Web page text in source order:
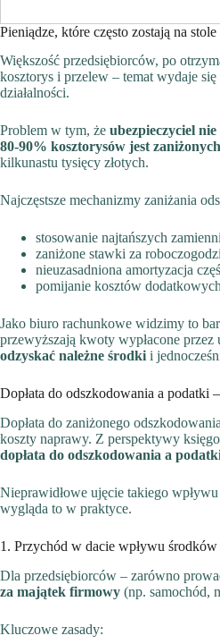
Pieniądze, które często zostają na stole
Większość przedsiębiorców, po
kosztorys i przelew – temat wydaje
działalności.
Problem w tym, że ubezpieczyciel
80-90% kosztorysów jest zaniżonych
kilkunastu tysięcy złotych.
Najczęstsze mechanizmy zaniżania
stosowanie najtańszych
zaniżone stawki za
nieuzasadniona amortyzacja
pomijanie kosztów
Jako biuro rachunkowe widzimy to
przewyższają kwoty wypłacone
odzyskać należne środkii
Dopłata do odszkodowania a podatki
Dopłata do zaniżonego
koszty naprawy. Z perspektywy
dopłata do odszkodowania a
Nieprawidłowe ujęcie takiego
wygląda to w praktyce.
1. Przychód w dacie wpływu środków
Dla przedsiębiorców – zarówno
za majątek firmowy (np. samochód,
Kluczowe zasady: